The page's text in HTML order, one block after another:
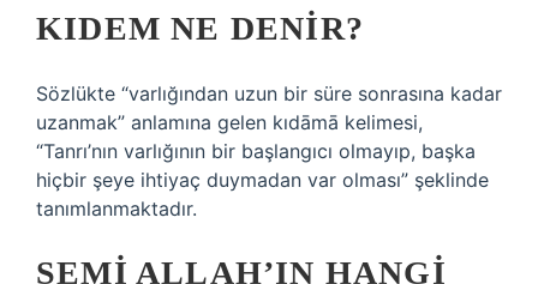
KIDEM NE DENIR?
Sözlükte “varlığından uzun bir süre sonrasına kadar
uzanmak” anlamına gelen kıdāmā kelimesi,
“Tanrı’nın varlığının bir başlangıcı olmayıp, başka
hiçbir şeye ihtiyaç duymadan var olması” şeklinde
tanımlanmaktadır.
SEMI ALLAH’IN HANGI